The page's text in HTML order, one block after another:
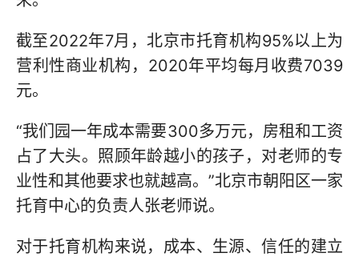
截至2022年7月，北京市托育机构95%以上为
营利性商业机构，2020年平均每月收费7039
元。
“我们园一年成本需要300多万元，房租和工资
占了大头。照顾年龄越小的孩子，对老师的专
业性和其他要求也就越高。”北京市朝阳区一家
托育中心的负责人张老师说。
对于托育机构来说，成本、生源、信任的建立